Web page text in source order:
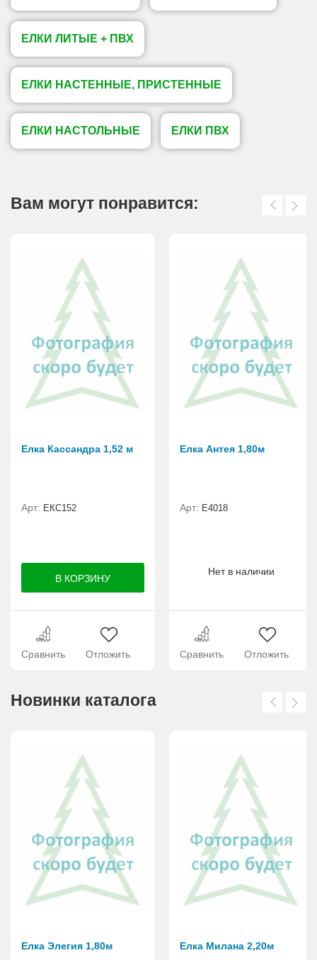
ЕЛКИ ЛИТЫЕ + ПВХ
ЕЛКИ НАСТЕННЫЕ, ПРИСТЕННЫЕ
ЕЛКИ НАСТОЛЬНЫЕ ЕЛКИ ПВХ
Вам могут понравится:
Елка Кассандра 1,52 м
Арт: ЕКС152
Сравнить Отложить
Елка Антея 1,80м
Арт: E4018
Нет в наличии
Сравнить Отложить
Новинки каталога
Елка Элегия 1,80м Елка Милана 2,20м